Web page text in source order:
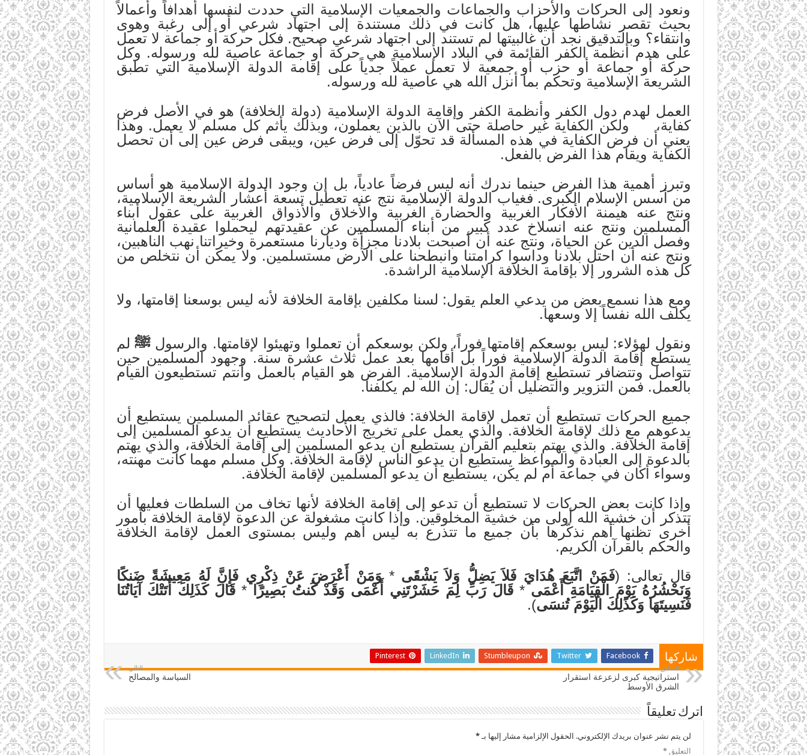
ونعود إلى الحركات والأحزاب والجماعات والجمعيات الإسلامية التي حددت لنفسها أهدافاً وأعمالاً
بحيث تقصر نشاطها عليها، هل كانت في ذلك مستندة إلى اجتهاد شرعي أو إلى رغبة وهوى
وانتقاء؟ وبالتدقيق نجد أن غالبيتها لم تستند إلى اجتهاد شرعي صحيح. فكل حركة أو جماعة لا تعمل
على هدم أنظمة الكفر القائمة في البلاد الإسلامية هي حركة أو جماعة عاصية لله ورسوله. وكل
حركة أو جماعة أو حزب أو جمعية لا تعمل عملاً جدياً على إقامة الدولة الإسلامية التي تطبق
الشريعة الإسلامية وتحكم بما أنزل الله هي عاصية لله ورسوله.
العمل لهدم دول الكفر وأنظمة الكفر وإقامة الدولة الإسلامية (دولة الخلافة) هو في الأصل فرض
كفاية، ولكن الكفاية غير حاصلة حتى الآن بالذين يعملون، وبذلك يأثم كل مسلم لا يعمل. وهذا
يعني أن فرض الكفاية في هذه المسألة قد تحوّل إلى فرض عين، ويبقى فرض عين إلى أن تحصل
الكفاية ويقام هذا الفرض بالفعل.
وتبرز أهمية هذا الفرض حينما ندرك أنه ليس فرضاً عادياً، بل إن وجود الدولة الإسلامية هو أساس
من أسس الإسلام الكبرى. فغياب الدولة الإسلامية نتج عنه تعطيل تسعة أعشار الشريعة الإسلامية،
ونتج عنه هيمنة الأفكار الغربية والحضارة الغربية والأخلاق والأذواق الغربية على عقول أبناء
المسلمين ونتج عنه انسلاخ عدد كبير من أبناء المسلمين عن عقيدتهم ليحملوا عقيدة العلمانية
وفصل الدين عن الحياة، ونتج عنه أن أصبحت بلادنا مجزأة وديارنا مستعمرة وخيراتنا نهب الناهبين،
ونتج عنه أن احتل بلادنا وداسوا كرامتنا وانبطحنا على الأرض مستسلمين. ولا يمكن أن نتخلص من
كل هذه الشرور إلا بإقامة الخلافة الإسلامية الراشدة.
ومع هذا نسمع بعض من يدعي العلم يقول: لسنا مكلفين بإقامة الخلافة لأنه ليس بوسعنا إقامتها، ولا
يكلف الله نفساً إلا وسعها.
ونقول لهؤلاء: ليس بوسعكم إقامتها فوراً، ولكن بوسعكم أن تعملوا وتهيئوا لإقامتها. والرسولﷺ لم
يستطع إقامة الدولة الإسلامية فوراً بل أقامها بعد عمل ثلاث عشرة سنة. وجهود المسلمين حين
تتواصل وتتضافر تستطيع إقامة الدولة الإسلامية. الفرض هو القيام بالعمل وأنتم تستطيعون القيام
بالعمل. فمن التزوير والتضليل أن يُقال: إن الله لم يكلفنا.
جميع الحركات تستطيع أن تعمل لإقامة الخلافة: فالذي يعمل لتصحيح عقائد المسلمين يستطيع أن
يدعوهم مع ذلك لإقامة الخلافة. والذي يعمل على تخريج الأحاديث يستطيع أن يدعو المسلمين إلى
إقامة الخلافة. والذي يهتم بتعليم القرآن يستطيع أن يدعو المسلمين إلى إقامة الخلافة، والذي يهتم
بالدعوة إلى العبادة والمواعظ يستطيع أن يدعو الناس لإقامة الخلافة. وكل مسلم مهما كانت مهنته،
وسواء أكان في جماعة أم لم يكن، يستطيع أن يدعو المسلمين لإقامة الخلافة.
وإذا كانت بعض الحركات لا تستطيع أن تدعو إلى إقامة الخلافة لأنها تخاف من السلطات فعليها أن
تتذكر أن خشية الله أولى من خشية المخلوقين. وإذا كانت مشغولة عن الدعوة لإقامة الخلافة بأمور
أخرى تظنها أهم نذكّرها بأن جميع ما تتذرع به ليس أهم وليس بمستوى العمل لإقامة الخلافة
والحكم بالقرآن الكريم.
قال تعالى: (فَمَنْ اتَّبَعَ هُدَايَ فَلاَ يَضِلُّ وَلاَ يَشْقَى *وَمَنْ أَعْرَضَ عَنْ ذِكْرِي فَإِنَّ لَهُ مَعِيشَةً ضَنكًا
وَنَحْشُرُهُ يَوْمَ الْقِيَامَةِ أَعْمَى*قَالَ رَبِّ لِمَ حَشَرْتَنِي أَعْمَى وَقَدْ كُنتُ بَصِيرًا * قَالَ كَذَلِكَ أَتَتْكَ آيَاتُنَا
فَنَسِيتَهَا وَكَذَلِكَ الْيَوْمَ تُنسَى).
شاركها Facebook
Twitter
Stumbleupon
LinkedIn
Pinterest
السابق
استراتيجية كبرى لزعزعة استقرار
الشرق الأوسط
التالي
السياسة والمصالح
اترك تعليقاً
لن يتم نشر عنوان بريدك الإلكتروني. الحقول الإلزامية مشار إليها بـ*
التعليق*